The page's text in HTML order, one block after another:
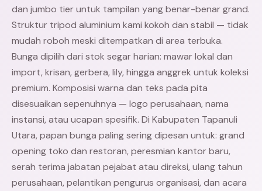
dan jumbo tier untuk tampilan yang benar-benar grand.
Struktur tripod aluminium kami kokoh dan stabil — tidak
mudah roboh meski ditempatkan di area terbuka.
Bunga dipilih dari stok segar harian: mawar lokal dan
import, krisan, gerbera, lily, hingga anggrek untuk koleksi
premium. Komposisi warna dan teks pada pita
disesuaikan sepenuhnya — logo perusahaan, nama
instansi, atau ucapan spesifik. Di Kabupaten Tapanuli
Utara, papan bunga paling sering dipesan untuk: grand
opening toko dan restoran, peresmian kantor baru,
serah terima jabatan pejabat atau direksi, ulang tahun
perusahaan, pelantikan pengurus organisasi, dan acara